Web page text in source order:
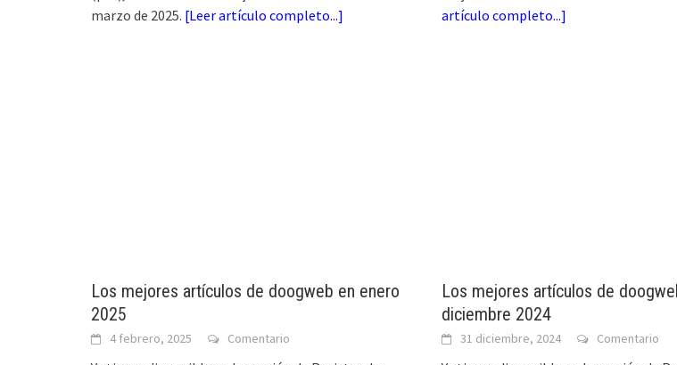
marzo de 2025. [Leer artículo completo...]
artículo completo...]
Los mejores artículos de doogweb en enero
2025
4 febrero, 2025 Comentario
Los mejores artículos de
diciembre 2024
31 diciembre, 2024 Comentario